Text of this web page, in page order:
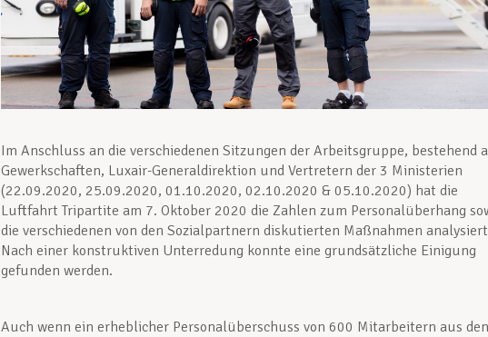
Im Anschluss an die verschiedenen Sitzungen der Arbeitsgruppe, bestehend
Gewerkschaften, Luxair-Generaldirektion und Vertretern der 3 Ministerien
(22.09.2020, 25.09.2020, 01.10.2020, 02.10.2020 & 05.10.2020) hat die
Luftfahrt Tripartite am 7. Oktober 2020 die Zahlen zum Personalüberhang
die verschiedenen von den Sozialpartnern diskutierten Maßnahmen
Nach einer konstruktiven Unterredung konnte eine grundsätzliche Einigung
gefunden werden.
Auch wenn ein erheblicher Personalüberschuss von 600 Mitarbeitern aus den